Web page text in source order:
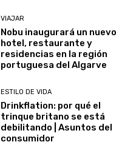
VIAJAR
Nobu inaugurará un nuevo
hotel, restaurante y
residencias en la región
portuguesa del Algarve
ESTILO DE VIDA
Drinkflation: por qué el
trinque britano se está
debilitando | Asuntos del
consumidor